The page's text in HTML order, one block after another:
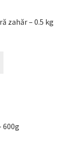
zahăr – 0.5 kg
600g